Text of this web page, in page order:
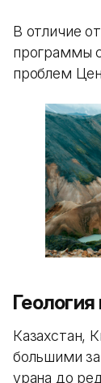
В отличие
программы
проблем
Казахстан,
большими
урана до